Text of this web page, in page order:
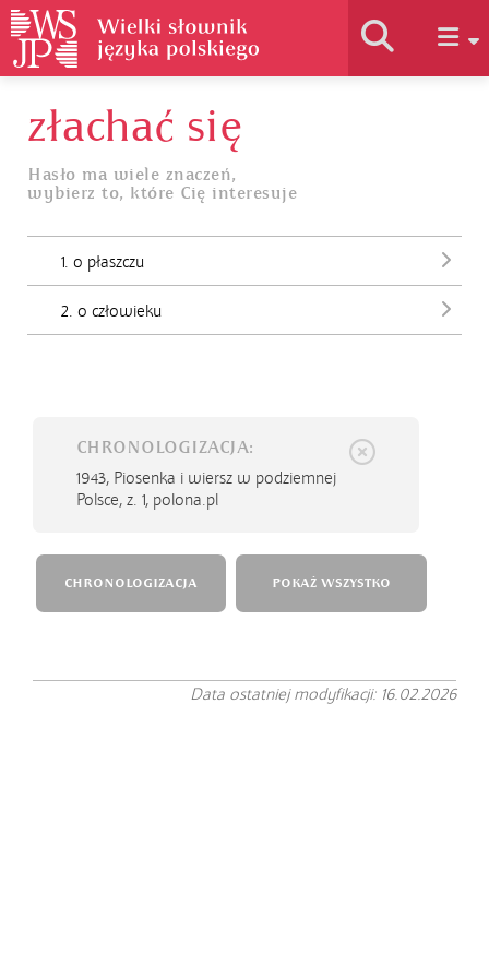
Historia słownika
Jak korzystać
złachać się
Hasło ma wiele znaczeń,
wybierz to, które Cię interesuje
1. o płaszczu
2. o człowieku
CHRONOLOGIZACJA:
1943, Piosenka i wiersz w podziemnej
Polsce, z. 1, polona.pl
CHRONOLOGIZACJA POKAŻ WSZYSTKO
Data ostatniej modyfikacji: 16.02.2026